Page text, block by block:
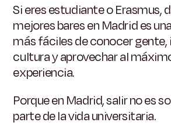
Si eres estudiante o Erasmus,
mejores bares en Madrid es
más fáciles de conocer gente,
cultura y aprovechar al
experiencia.
Porque en Madrid, salir no es
parte de la vida universitaria.